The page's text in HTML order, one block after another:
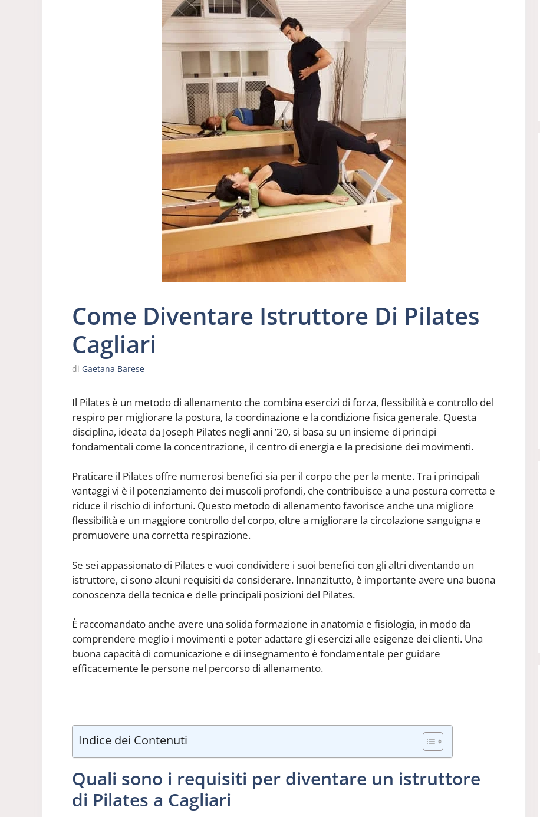
Come Diventare Istruttore Di Pilates
Cagliari
di Gaetana Barese
Il Pilates è un metodo di allenamento che combina esercizi di forza, flessibilità e controllo del
respiro per migliorare la postura, la coordinazione e la condizione fisica generale. Questa
disciplina, ideata da Joseph Pilates negli anni ’20, si basa su un insieme di principi
fondamentali come la concentrazione, il centro di energia e la precisione dei movimenti.
Praticare il Pilates offre numerosi benefici sia per il corpo che per la mente. Tra i principali
vantaggi vi è il potenziamento dei muscoli profondi, che contribuisce a una postura corretta e
riduce il rischio di infortuni. Questo metodo di allenamento favorisce anche una migliore
flessibilità e un maggiore controllo del corpo, oltre a migliorare la circolazione sanguigna e
promuovere una corretta respirazione.
Se sei appassionato di Pilates e vuoi condividere i suoi benefici con gli altri diventando un
istruttore, ci sono alcuni requisiti da considerare. Innanzitutto, è importante avere una buona
conoscenza della tecnica e delle principali posizioni del Pilates.
È raccomandato anche avere una solida formazione in anatomia e fisiologia, in modo da
comprendere meglio i movimenti e poter adattare gli esercizi alle esigenze dei clienti. Una
buona capacità di comunicazione e di insegnamento è fondamentale per guidare
efficacemente le persone nel percorso di allenamento.
Indice dei Contenuti
Quali sono i requisiti per diventare un istruttore
di Pilates a Cagliari